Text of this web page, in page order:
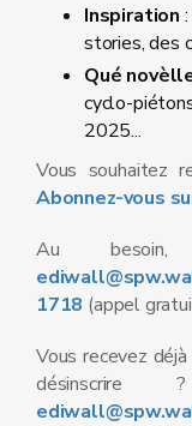
Inspiration
stories, des
Qué
cyclo-
2025...
Vous souhaitez
Abonnez-vous
Au
1718 (appel
Vous recevez